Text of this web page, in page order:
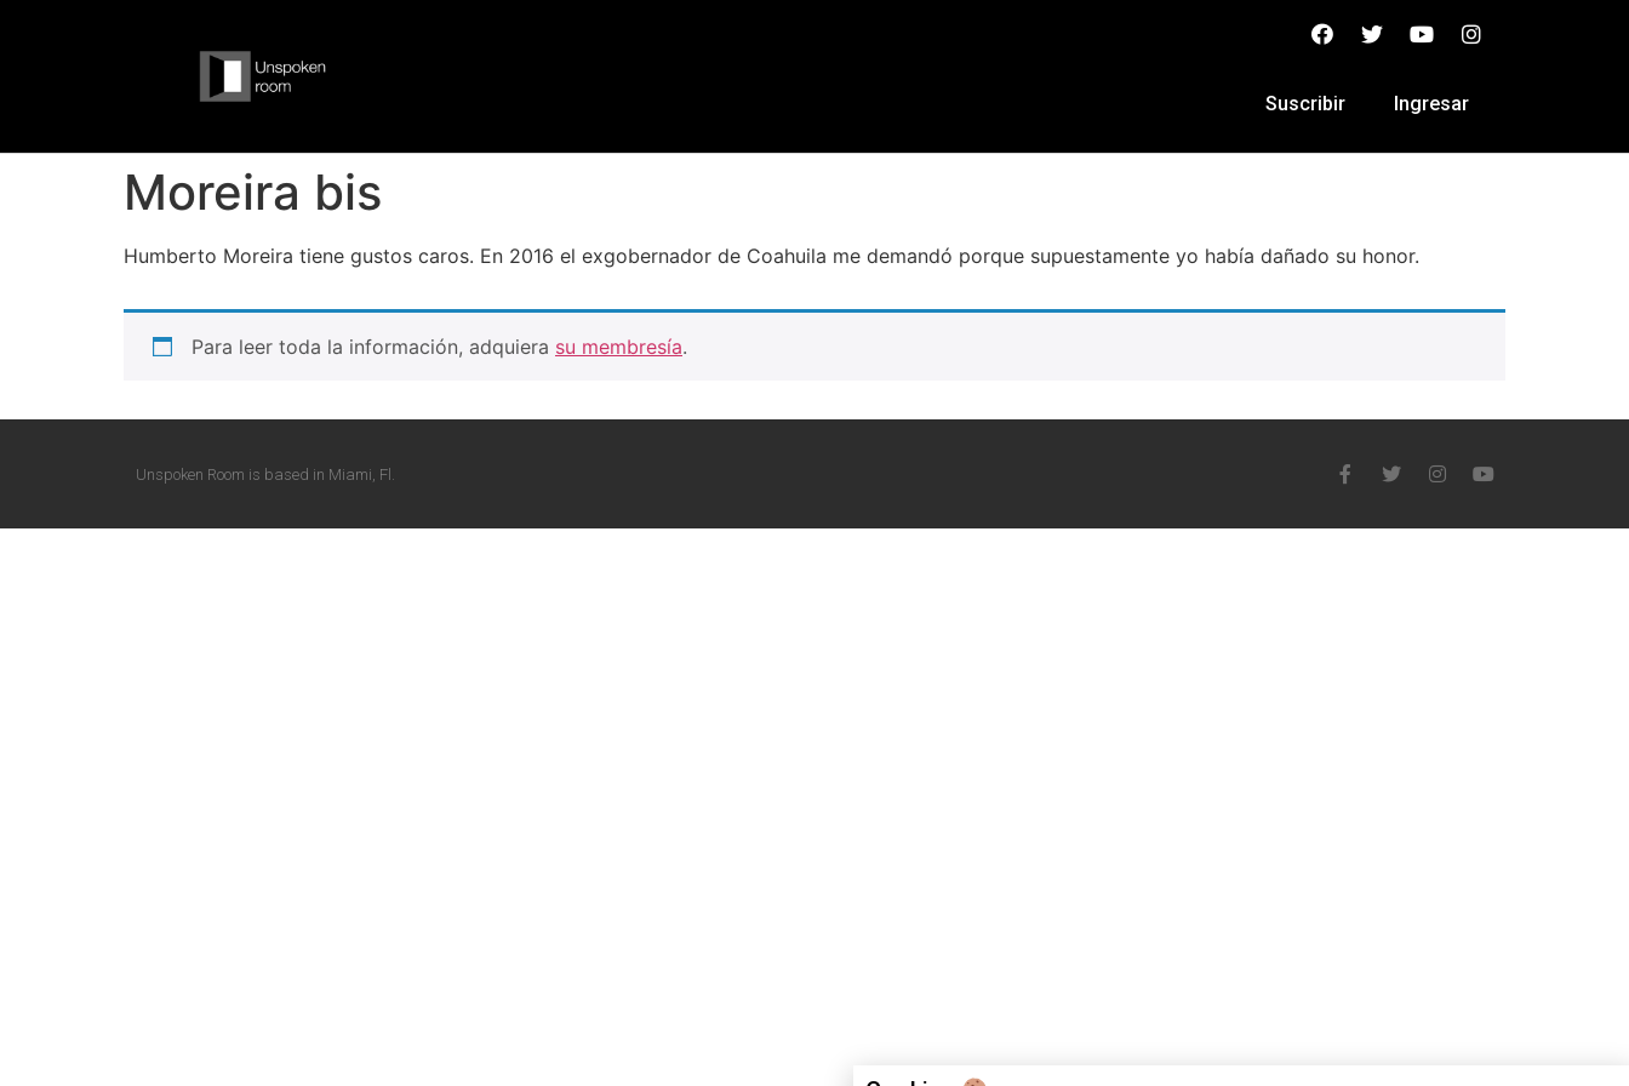
Suscribir Ingresar
Moreira bis
Humberto Moreira tiene gustos caros. En 2016 el exgobernador de Coahuila me demandó porque supuestamente yo había dañado su honor.
Para leer toda la información, adquiera su membresía.
Unspoken Room is based in Miami, Fl.